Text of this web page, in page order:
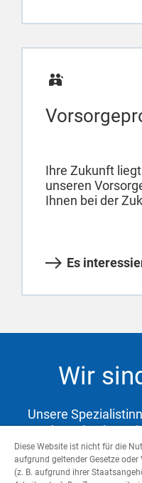
Ihre Zukunft
unseren
Ihnen bei der
Es
Wir
Unsere
Ihnen
Abdeckung Ihrer
auf dem
Diese Website ist nicht für die
aufgrund geltender Gesetze
(z. B. aufgrund ihrer